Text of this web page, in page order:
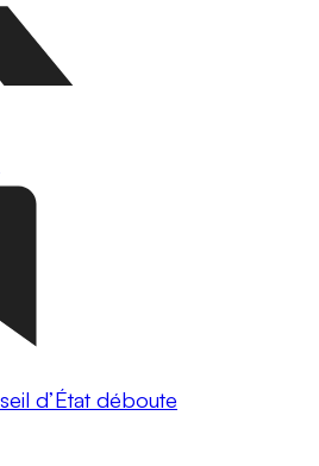
d’État déboute